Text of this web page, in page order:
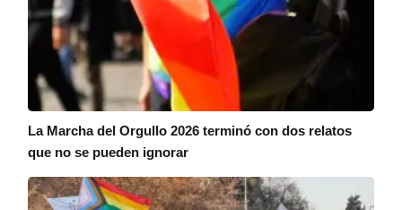
La Marcha del Orgullo 2026 terminó con dos relatos
que no se pueden ignorar